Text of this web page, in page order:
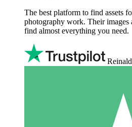
The best platform to find assets
photography work. Their images
find almost everything you need.